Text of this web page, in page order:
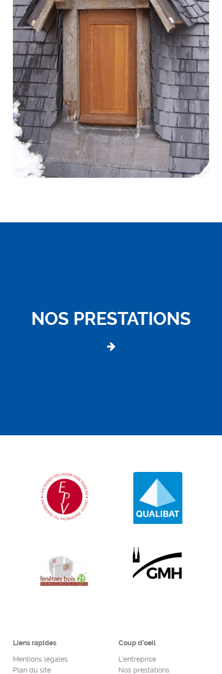
NOS PRESTATIONS
Liens rapides
Mentions légales
Plan du site
Coup d’oeil
L’entreprise
Nos prestations